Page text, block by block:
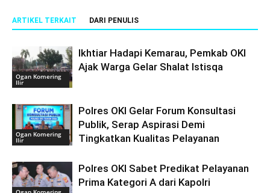
ARTIKEL TERKAIT DARI PENULIS
Ogan Komering
Ilir
Ikhtiar Hadapi Kemarau, Pemkab OKI
Ajak Warga Gelar Shalat Istisqa
Ogan Komering
Ilir
Polres OKI Gelar Forum Konsultasi
Publik, Serap Aspirasi Demi
Tingkatkan Kualitas Pelayanan
Polres OKI Sabet Predikat Pelayanan
Prima Kategori A dari Kapolri